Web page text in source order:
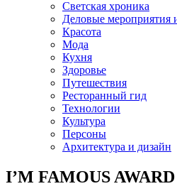
Светская хроника
Деловые мероприятия
Красота
Мода
Кухня
Здоровье
Путешествия
Ресторанный гид
Технологии
Культура
Персоны
Архитектура и дизайн
I’M FAMOUS